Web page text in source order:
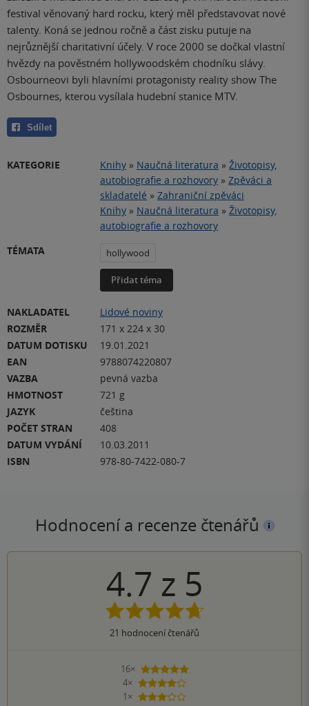
festival věnovaný hard rocku, který měl představovat nové
talenty. Koná se jednou ročně a část zisku putuje na
nejrůznější charitativní účely. V roce 2000 se dočkal vlastní
hvězdy na pověstném hollywoodském chodníku slávy.
Osbourneovi byli hlavními protagonisty reality show The
Osbournes, kterou vysílala hudební stanice MTV.
Sdílet
KATEGORIE Knihy » Naučná literatura » Životopisy,
autobiografie a rozhovory » Zpěváci a
skladatelé » Zahraniční zpěváci
Knihy » Naučná literatura » Životopisy,
autobiografie a rozhovory
TÉMATA
hollywood
Přidat téma
NAKLADATEL
Lidové noviny
ROZMĚR
171 x 224 x 30
DATUM DOTISKU
19.01.2021
EAN
9788074220807
VAZBA
pevná vazba
HMOTNOST
721 g
JAZYK
čeština
POČET STRAN
408
DATUM VYDÁNÍ
10.03.2011
ISBN
978-80-7422-080-7
Hodnocení a recenze čtenářů
4.7 z 5
21 hodnocení čtenářů
16×
5 hvězdiček
4×
4 hvězdičky
1×
3 hvězdičky